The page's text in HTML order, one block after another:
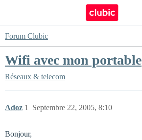
Forum Clubic
Wifi avec mon portable
Réseaux & telecom
Adoz Septembre 22, 2005, 8:10
1
Bonjour,